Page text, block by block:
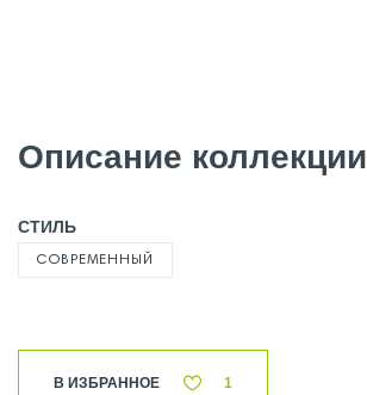
Описание коллекции
СТИЛЬ
СОВРЕМЕННЫЙ
В ИЗБРАННОЕ 1